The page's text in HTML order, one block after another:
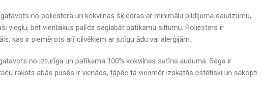
no poliestera un kokvilnas šķiedras ar minimālu pildījuma daudzumu,
vieglu, bet vienlaikus palīdz saglabāt patīkamu siltumu. Poliesters ir
kas ir piemērots arī cilvēkiem ar jutīgu ādu vai alerģijām.
no izturīga un patīkama 100% kokvilnas satīna auduma. Sega ir
raksts abās pusēs ir vienāds, tāpēc tā vienmēr izskatās estētiski un sakopti.